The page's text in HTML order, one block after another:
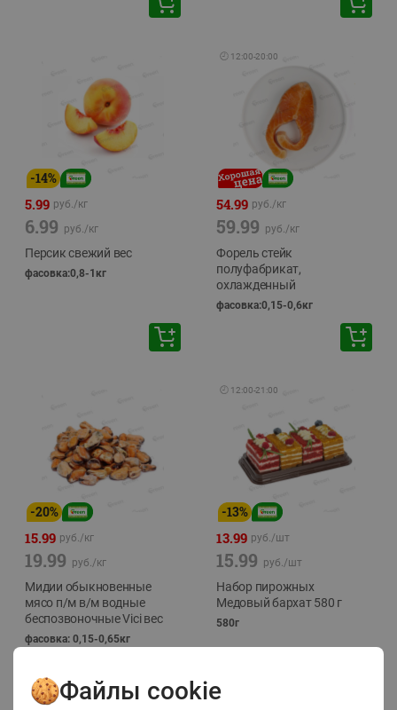
-14%
5.99 руб./кг
6.99 руб./кг
Персик свежий вес
фасовка:0,8-1кг
🕘 12:00-20:00
54.99 руб./кг
59.99 руб./кг
Форель стейк
полуфабрикат,
охлажденный
фасовка:0,15-0,6кг
-20%
15.99 руб./кг
19.99 руб./кг
Мидии обыкновенные
мясо п/м в/м водные
беспозвоночные Vici вес
фасовка: 0,15-0,65кг
🕘 12:00-21:00
-13%
13.99 руб./шт
15.99 руб./шт
Набор пирожных
Медовый бархат 580 г
580г
Файлы cookie